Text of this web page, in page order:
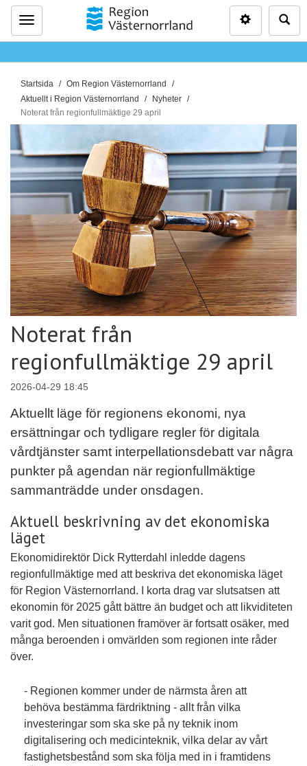
Meny
D
u
ä
r
h
ä
r
:
Startsida
Om Region Västernorrland
Aktuellt i Region Västernorrland
Nyheter
Noterat från regionfullmäktige 29 april
Noterat från
regionfullmäktige 29 april
2026-04-29 18:45
Aktuellt läge för regionens ekonomi, nya
ersättningar och tydligare regler för digitala
vårdtjänster samt interpellationsdebatt var några
punkter på agendan när regionfullmäktige
sammanträdde under onsdagen.
Aktuell beskrivning av det ekonomiska
läget
Ekonomidirektör Dick Rytterdahl inledde dagens
regionfullmäktige med att beskriva det ekonomiska läget
för Region Västernorrland. I korta drag var slutsatsen att
ekonomin för 2025 gått bättre än budget och att likviditeten
varit god. Men situationen framöver är fortsatt osäker, med
många beroenden i omvärlden som regionen inte råder
över.
- Regionen kommer under de närmsta åren att
behöva bestämma färdriktning - allt från vilka
investeringar som ska ske på ny teknik inom
digitalisering och medicinteknik, vilka delar av vårt
fastighetsbestånd som ska följa med in i framtidens